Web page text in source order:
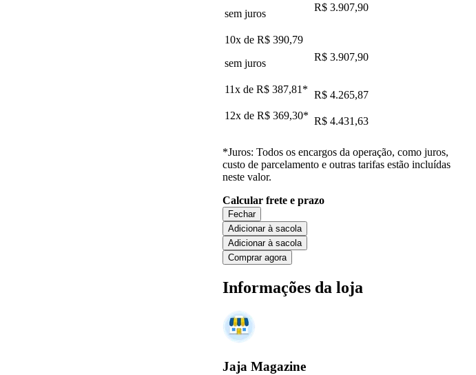
sem juros
R$ 3.907,90
10x de R$ 390,79
sem juros
R$ 3.907,90
11x de R$ 387,81 * R$ 4.265,87
12x de R$ 369,30* R$ 4.431,63
*Juros: Todos os encargos da operação, como juros,
custo de parcelamento e outras tarifas estão incluídas
neste valor.
Calcular frete e prazo
Fechar
Adicionar à sacola
Adicionar à sacola
Comprar agora
Informações da loja
Jaja Magazine